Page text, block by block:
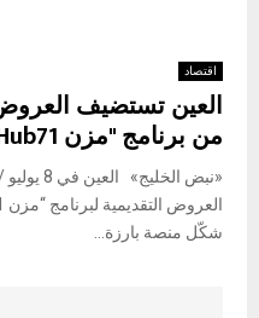
اقتصاد
العين تستضيف العروض
من برنامج "مزن Hub71"
«نبض
شكّل منصة بارزة...